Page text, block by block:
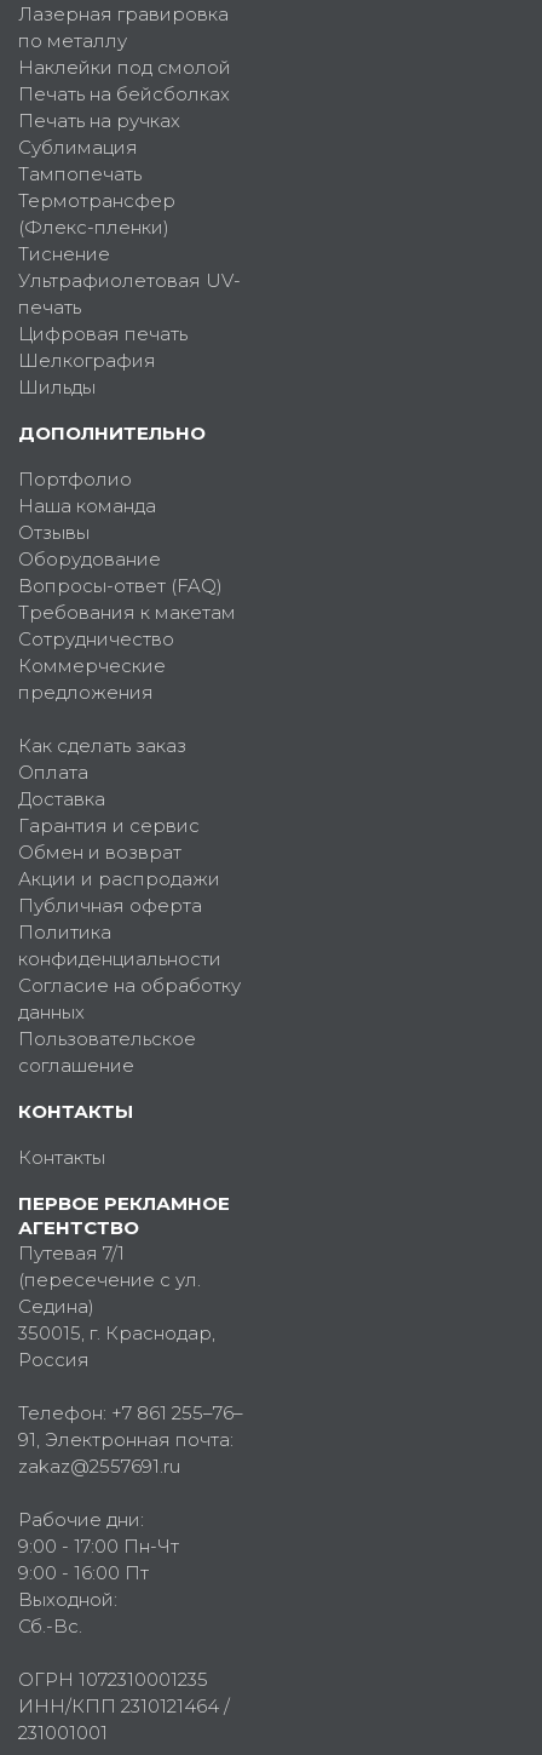
Лазерная гравировка
по металлу
Наклейки под смолой
Печать на бейсболках
Печать на ручках
Сублимация
Тампопечать
Термотрансфер
(Флекс-пленки)
Тиснение
Ультрафиолетовая UV-
печать
Цифровая печать
Шелкография
Шильды
ДОПОЛНИТЕЛЬНО
Портфолио
Наша команда
Отзывы
Оборудование
Вопросы-ответ (FAQ)
Требования к макетам
Сотрудничество
Коммерческие
предложения
Как сделать заказ
Оплата
Доставка
Гарантия и сервис
Обмен и возврат
Акции и распродажи
Публичная оферта
Политика
конфиденциальности
Согласие на обработку
данных
Пользовательское
соглашение
КОНТАКТЫ
Контакты
ПЕРВОЕ РЕКЛАМНОЕ
АГЕНТСТВО
Путевая 7/1
(пересечение с ул.
Седина)
350015 , г. Краснодар,
Россия
Телефон: +7 861 255–76–
91 , Электронная почта:
zakaz@2557691.ru
Рабочие дни:
9:00 - 17:00 Пн-Чт
9:00 - 16:00 Пт
Выходной:
Сб.-Вс.
ОГРН 1072310001235
ИНН/КПП 2310121464 /
231001001